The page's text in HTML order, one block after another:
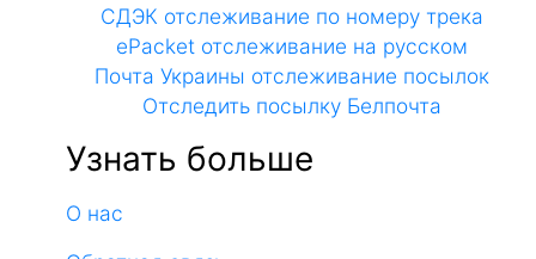
СДЭК отслеживание по номеру трека
ePacket отслеживание на русском
Почта Украины отслеживание посылок
Отследить посылку Белпочта
Узнать больше
О нас